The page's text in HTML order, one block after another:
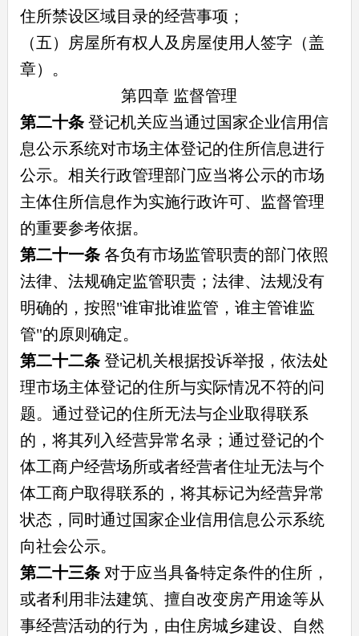
住所禁设区域目录的经营事项；
（五）房屋所有权人及房屋使用人签字（盖
章）。
第四章 监督管理
第二十条登记机关应当通过国家企业信用信
息公示系统对市场主体登记的住所信息进行
公示。相关行政管理部门应当将公示的市场
主体住所信息作为实施行政许可、监督管理
的重要参考依据。
第二十一条各负有市场监管职责的部门依照
法律、法规确定监管职责；法律、法规没有
明确的，按照"谁审批谁监管，谁主管谁监
管"的原则确定。
第二十二条登记机关根据投诉举报，依法处
理市场主体登记的住所与实际情况不符的问
题。通过登记的住所无法与企业取得联系
的，将其列入经营异常名录；通过登记的个
体工商户经营场所或者经营者住址无法与个
体工商户取得联系的，将其标记为经营异常
状态，同时通过国家企业信用信息公示系统
向社会公示。
第二十三条对于应当具备特定条件的住所，
或者利用非法建筑、擅自改变房产用途等从
事经营活动的行为，由住房城乡建设、自然